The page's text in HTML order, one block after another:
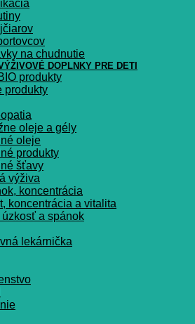
na chudnutie
DOPLNKY PRE DETI
produkty
produkty
oleje a gély
oleje
produkty
šťavy
výživa
koncentrácia
koncentrácia a vitalita
úzkosť a spánok
lekárnička